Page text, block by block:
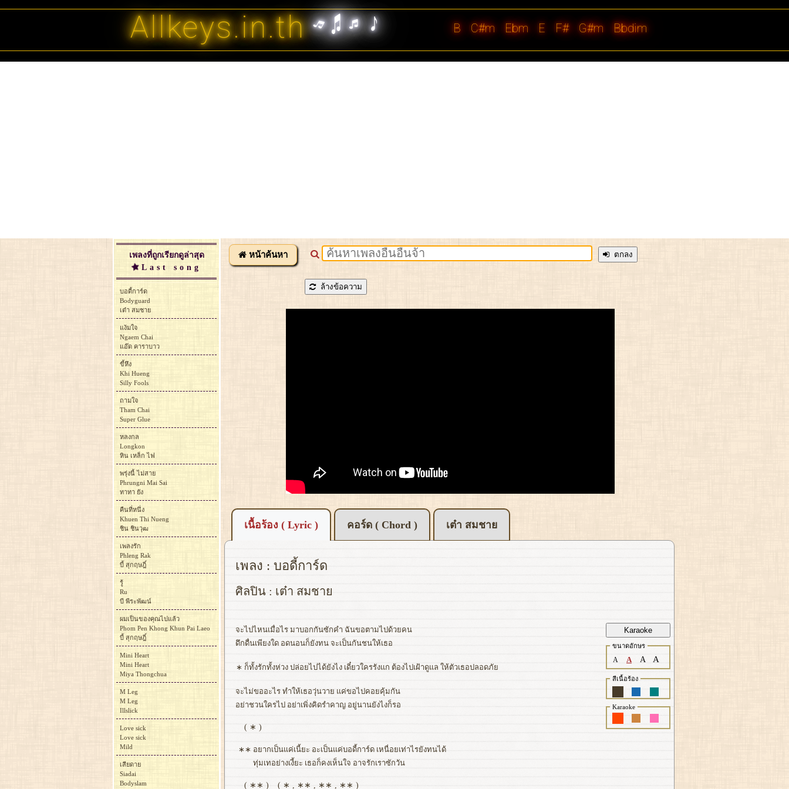
Allkeys.in.th B C#m Ebm E F# G#m Bbdim
หน้าค้นหา ตกลง
ล้างข้อความ
เนื้อร้อง ( Lyric ) คอร์ด ( Chord ) เต๋า สมชาย
เพลง : บอดี้การ์ด
ศิลปิน : เต๋า สมชาย
Karaoke
ขนาดอักษร
A A A A
สีเนื้อร้อง
Karaoke
จะไปไหนเมื่อไร มาบอกกันซักคำ ฉันขอตามไปด้วยคน
ดึกดื่นเพียงใด อดนอนก็ยังทน จะเป็นกันชนให้เธอ
∗ ก็ทั้งรักทั้งห่วง ปล่อยไปได้ยังไง เดี๋ยวใครรังแก ต้องไปเฝ้าดูแล ให้ตัวเธอปลอดภัย
จะไม่ขออะไร ทำให้เธอวุ่นวาย แค่ขอไปคอยคุ้มกัน
อย่าชวนใครไป อย่าเพิ่งคิดรำคาญ อยู่นานยังไงก็รอ
( ∗ )
∗∗ อยากเป็นแค่เนี้ยะ อะเป็นแค่บอดี้การ์ด เหนื่อยเท่าไรยังทนได้
ทุ่มเทอย่างเงี้ยะ เธอก็คงเห็นใจ อาจรักเราซักวัน
( ∗∗ ) ( ∗ , ∗∗ , ∗∗ , ∗∗ )
เพลงที่ถูกเรียกดูล่าสุด
Last song
บอดี้การ์ด
Bodyguard
เต๋า สมชาย
แง้มใจ
Ngaem Chai
แอ๊ด คาราบาว
ขี้หึง
Khi Hueng
Silly Fools
ถามใจ
Tham Chai
Super Glue
หลงกล
Longkon
หิน เหล็ก ไฟ
พรุ่งนี้ ไม่สาย
Phrungni Mai Sai
ทาทา ยัง
คืนที่หนึ่ง
Khuen Thi Nueng
ชิน ชินวุฒ
เพลงรัก
Phleng Rak
บี้ สุกฤษฎิ์
รู้
Ru
บี พีระพัฒน์
ผมเป็นของคุณไปแล้ว
Phom Pen Khong Khun Pai Laeo
บี้ สุกฤษฎิ์
Mini Heart
Mini Heart
Miya Thongchua
M Leg
M Leg
Illslick
Love sick
Love sick
Mild
เสียดาย
Siadai
Bodyslam